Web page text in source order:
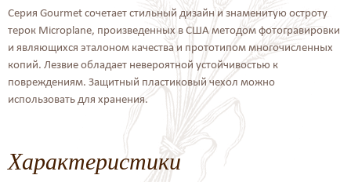
Серия Gourmet сочетает стильный дизайн и знаменитую остроту
терок Microplane, произведенных в США методом фотогравировки
и являющихся эталоном качества и прототипом многочисленных
копий. Лезвие обладает невероятной устойчивостью к
повреждениям. Защитный пластиковый чехол можно
использовать для хранения.
Характеристики